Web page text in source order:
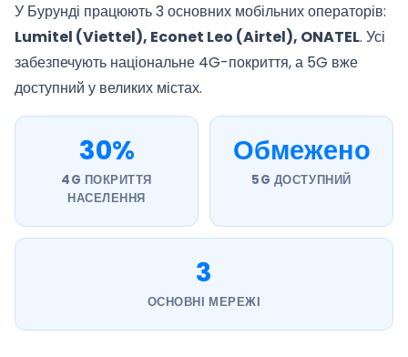
У Бурунді працюють 3 основних мобільних операторів:
Lumitel (Viettel), Econet Leo (Airtel), ONATEL. Усі
забезпечують національне 4G-покриття, а 5G вже
доступний у великих містах.
30%
4G ПОКРИТТЯ
НАСЕЛЕННЯ
Обмежено
5G ДОСТУПНИЙ
3
ОСНОВНІ МЕРЕЖІ